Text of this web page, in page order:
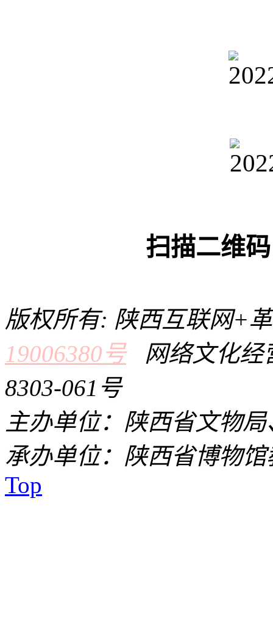
扫描二维
版权所有: 陕西互联网+
19006380号网络文化经
8303-061号
主办单位：陕西省文物
承办单位：陕西省博物
Top